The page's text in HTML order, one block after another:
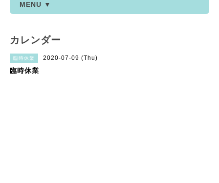
MENU ▼
カレンダー
臨時休業 2020-07-09 (Thu)
臨時休業